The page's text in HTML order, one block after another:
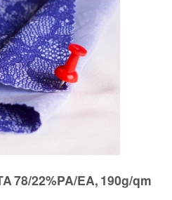
78/22%PA/EA, 190g/qm